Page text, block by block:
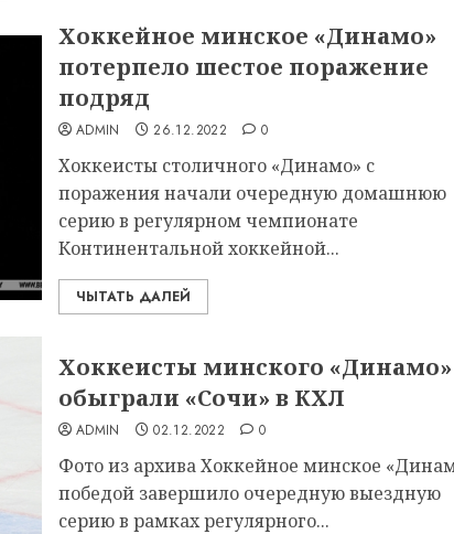
Хоккейное минское «Динамо»
потерпело шестое поражение
подряд
ADMIN 26.12.2022 0
Хоккеисты столичного «Динамо» с
поражения начали очередную домашнюю
серию в регулярном чемпионате
Континентальной хоккейной...
ЧЫТАТЬ ДАЛЕЙ
Хоккеисты минского «Динамо»
обыграли «Сочи» в КХЛ
ADMIN 02.12.2022 0
Фото из архива Хоккейное минское
победой завершило очередную выездную
серию в рамках регулярного...